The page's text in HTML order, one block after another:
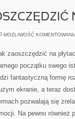
MOŻLIWOŚĆ
zaoszczędzić na
początku swego
fantastyczną formę
ekranie, a teraz
pozwalają się
Na pewno również